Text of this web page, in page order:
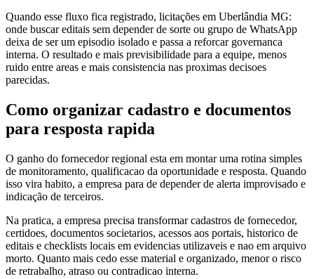
Quando esse fluxo fica registrado, licitações em Uberlândia MG:
onde buscar editais sem depender de sorte ou grupo de WhatsApp
deixa de ser um episodio isolado e passa a reforcar governanca
interna. O resultado e mais previsibilidade para a equipe, menos
ruido entre areas e mais consistencia nas proximas decisoes
parecidas.
Como organizar cadastro e documentos
para resposta rapida
O ganho do fornecedor regional esta em montar uma rotina simples
de monitoramento, qualificacao da oportunidade e resposta. Quando
isso vira habito, a empresa para de depender de alerta improvisado e
indicação de terceiros.
Na pratica, a empresa precisa transformar cadastros de fornecedor,
certidoes, documentos societarios, acessos aos portais, historico de
editais e checklists locais em evidencias utilizaveis e nao em arquivo
morto. Quanto mais cedo esse material e organizado, menor o risco
de retrabalho, atraso ou contradicao interna.